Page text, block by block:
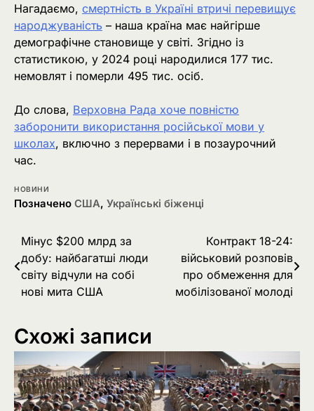
Нагадаємо, смертність в Україні втричі перевищує
народжуваність – наша країна має найгірше
демографічне становище у світі. Згідно із
статистикою, у 2024 році народилися 177 тис.
немовлят і померли 495 тис. осіб.
До слова, Верховна Рада хоче повністю
заборонити використання російської мови у
школах, включно з перервами і в позаурочний
час.
НОВИНИ
Позначено США, Українські біженці
Навігація
записів
Мінус $200 млрд за
добу: найбагатші люди
світу відчули на собі
нові мита США
Контракт 18-24:
військовий розповів
про обмеження для
мобілізованої молоді
Схожі записи